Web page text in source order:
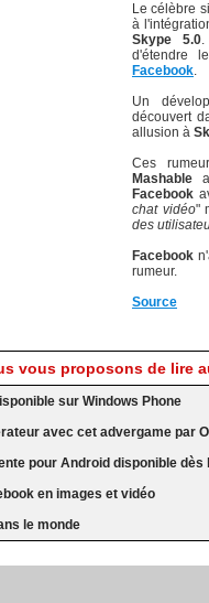
Le célèbre
à
Skype 5.0.
d'étendre
Facebook.
Un
découvert
allusion à
Ces
Mashable
Facebook
chat vidéo"
des
Facebook
rumeur.
Source
vous proposons de lire
sur Windows Phone
avec cet advergame par
pour Android disponible dès
en images et vidéo
le monde